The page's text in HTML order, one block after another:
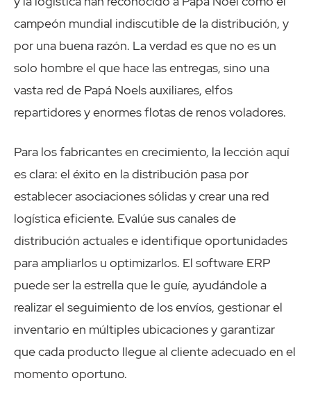
campeón mundial indiscutible de la distribución, y
por una buena razón. La verdad es que no es un
solo hombre el que hace las entregas, sino una
vasta red de Papá Noels auxiliares, elfos
repartidores y enormes flotas de renos voladores.
Para los fabricantes en crecimiento, la lección aquí
es clara: el éxito en la distribución pasa por
establecer asociaciones sólidas y crear una red
logística eficiente. Evalúe sus canales de
distribución actuales e identifique oportunidades
para ampliarlos u optimizarlos. El software ERP
puede ser la estrella que le guíe, ayudándole a
realizar el seguimiento de los envíos, gestionar el
inventario en múltiples ubicaciones y garantizar
que cada producto llegue al cliente adecuado en el
momento oportuno.